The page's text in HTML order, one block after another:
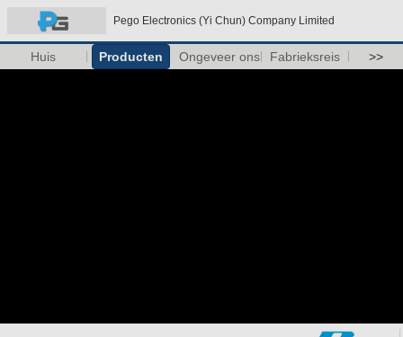
Pego Electronics (Yi Chun) Company Limited
Huis Producten Ongeveer ons Fabrieksreis >>